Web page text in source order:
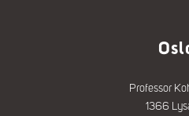
Professor
1366